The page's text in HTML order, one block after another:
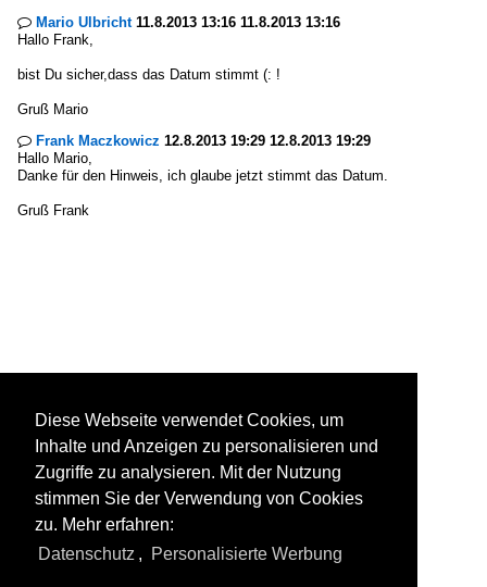
 Mario Ulbricht11.8.2013 13:16 11.8.2013 13:16
Hallo Frank,
bist Du sicher,dass das Datum stimmt (: !
Gruß Mario
 Frank Maczkowicz 12.8.2013 19:29 12.8.2013 19:29
Hallo Mario,
Danke für den Hinweis, ich glaube jetzt stimmt das Datum.
Gruß Frank
Diese Webseite verwendet Cookies, um
Inhalte und Anzeigen zu personalisieren und
Zugriffe zu analysieren. Mit der Nutzung
stimmen Sie der Verwendung von Cookies
zu. Mehr erfahren:
Datenschutz , Personalisierte Werbung